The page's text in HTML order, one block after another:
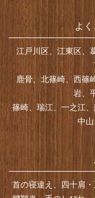
よ
江戸川区、江東区、
鹿骨、北篠崎、西篠
岩、
篠崎、瑞江、一之江
中
首の寝違え、四十肩